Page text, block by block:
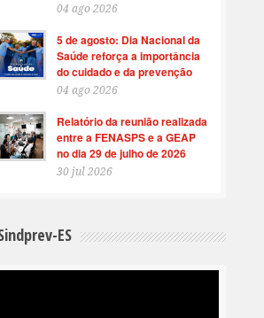
04 ago 2026
5 de agosto: Dia Nacional da
Saúde reforça a importância
do cuidado e da prevenção
04 ago 2026
Relatório da reunião realizada
entre a FENASPS e a GEAP
no dia 29 de julho de 2026
30 jul 2026
ES